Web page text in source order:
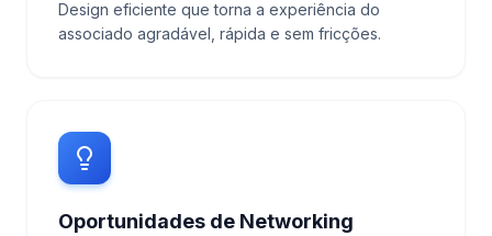
Design eficiente que torna a experiência do
associado agradável, rápida e sem fricções.
Oportunidades de Networking